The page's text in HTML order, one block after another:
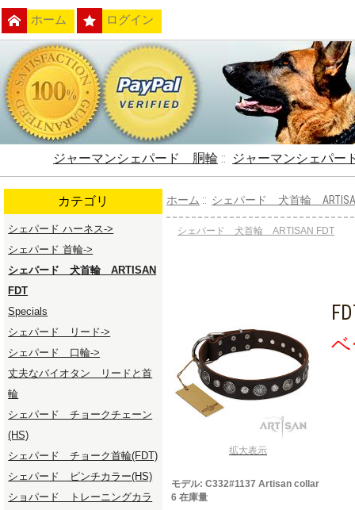
ホーム ログイン
ジャーマンシェパード 胴輪 :: ジャーマンシェパ
カテゴリ
シェパード ハーネス->
シェパード 首輪->
シェパード 犬首輪 ARTISAN
FDT
Specials
シェパード リード->
シェパード 口輪->
丈夫なバイオタン リードと首
輪
シェパード チョークチェーン
(HS)
シェパード チョーク首輪(FDT)
シェパード ピンチカラー(HS)
ショパード トレーニングカラ
ホーム :: シェパード 犬首輪
シェパード 犬首輪 ARTISAN FDT
拡大表示
ベ
モデル: C332#1137 Artisan collar
6 在庫量